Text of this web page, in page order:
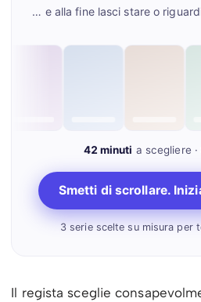
… e alla fine lasci stare o
42 minuti a scegliere ·
Smetti di scrollare.
3 serie scelte su misura per
Il regista sceglie